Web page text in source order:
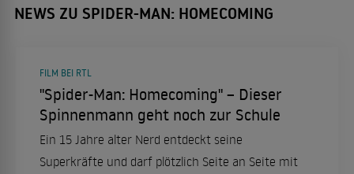
NEWS ZU SPIDER-MAN: HOMECOMING
FILM BEI RTL
"Spider-Man: Homecoming" – Dieser
Spinnenmann geht noch zur Schule
Ein 15 Jahre alter Nerd entdeckt seine
Superkräfte und darf plötzlich Seite an Seite mit